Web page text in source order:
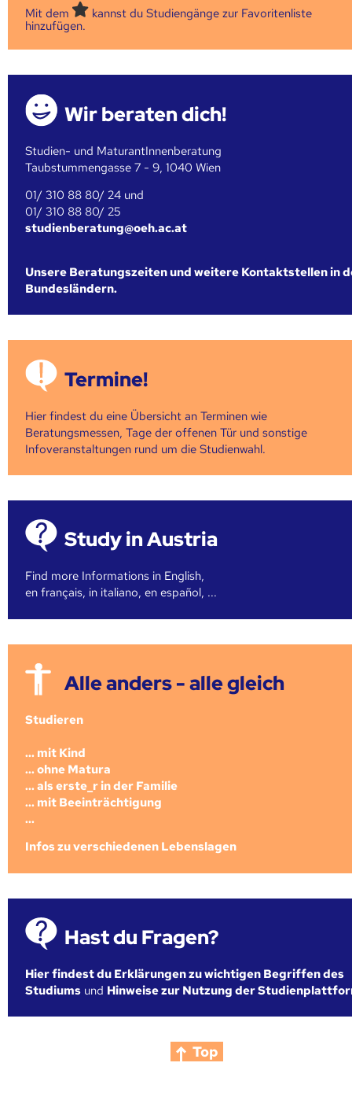
Mit dem
kannst du Studiengänge zur Favoritenliste
hinzufügen.
Wir beraten dich!
Studien- und MaturantInnenberatung
Taubstummengasse 7 - 9, 1040 Wien
01/ 310 88 80/ 24 und
01/ 310 88 80/ 25
studienberatung@oeh.ac.at
Unsere Beratungszeiten und weitere Kontaktstellen in
Bundesländern.
Termine!
Hier findest du eine Übersicht an Terminen wie
Beratungsmessen, Tage der offenen Tür und sonstige
Infoveranstaltungen rund um die Studienwahl.
Study in Austria
Find more Informations in English,
en français, in italiano, en español, ...
Alle anders - alle gleich
Studieren
... mit Kind
... ohne Matura
... als erste_r in der Familie
... mit Beeinträchtigung
...
Infos zu verschiedenen Lebenslagen
Hast du Fragen?
Hier findest du Erklärungen zu wichtigen Begriffen des
Studiums und Hinweise zur Nutzung der
Top